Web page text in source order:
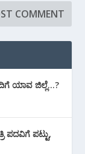
ಯಾವ ಜಿಲ್ಲೆ…?
ಪದವಿಗೆ ‌ಪಟ್ಟು,